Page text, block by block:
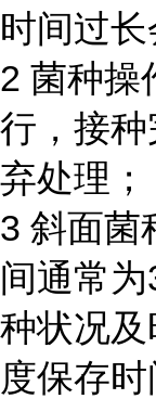
时间过长
2 菌种操
行，接
弃处理；
3 斜面菌
间通常
种状况
度保存时